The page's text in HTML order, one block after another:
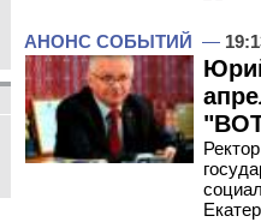
АНОНС СОБЫТИЙ —